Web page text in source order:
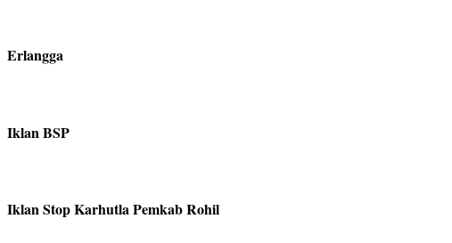
Erlangga
Iklan BSP
Iklan Stop Karhutla Pemkab Rohil